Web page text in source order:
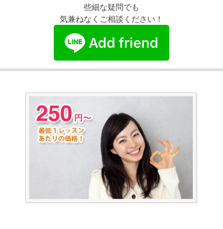
些細な疑問でも
気兼ねなくご相談ください！